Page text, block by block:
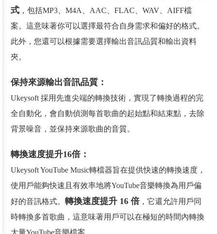
式 ，包括MP3、M4A、AAC、FLAC、WAV、AIFF檔
案。這意味著你可以選擇最符合自身需求和偏好的格式。
此外，您還可以根據需要選擇輸出音訊品質和輸出資料
夾。
保持來源輸出音訊品質：
Ukeysoft 採用先進尖端的轉換技術，實現了轉換過程的完
全自動化，會自動偵測每首歌曲的起始點和結束點，去除
背景噪音，並保持來源歌曲的音質。
轉換速度提升16倍：
Ukeysoft YouTube Music轉檔器旨在提供快速的轉換速度，
使用戶能夠快速且有效率地將YouTube音樂轉換為用戶偏
好的音訊格式。轉換速度提升 16 倍，它還允許用戶同
時轉換多首歌曲，這意味著用戶可以在極短的時間內轉換